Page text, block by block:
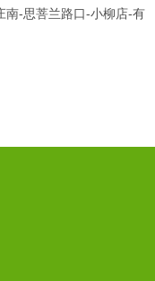
南-思菩兰路口-小柳店-有